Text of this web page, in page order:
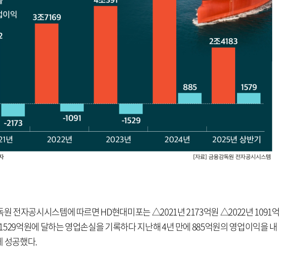
원 전자공시시스템에 따르면 HD현대미포는 △2021년 2173억원 △2022년 1091억
억원에 달하는 영업손실을 기록하다 지난해 4년 만에 885억원의 영업이익을 내
성공했다.